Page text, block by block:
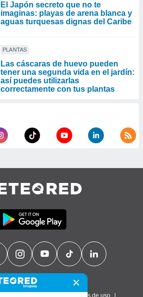
El Japón secreto que no te
imaginas: playas de arena blanca y
aguas turquesas dignas del Caribe
PLANTAS
Las cáscaras de huevo pueden
tener una segunda vida en el jardín:
así puedes utilizarlas
correctamente con tus plantas
Términos de uso